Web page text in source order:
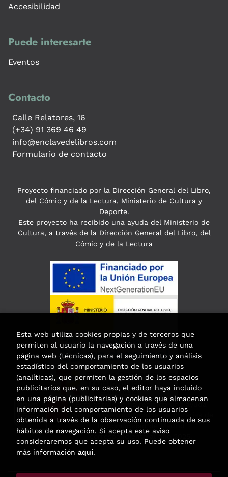
Accesibilidad
Puede interesarte
Eventos
Contacto
Calle Relatores, 16
(+34) 91 369 46 49
info@enclavedelibros.com
Formulario de contacto
Proyecto financiado por la Dirección General del Libro,
del Cómic y de la Lectura, Ministerio de Cultura y
Deporte.
Este proyecto ha recibido una ayuda del Ministerio de
Cultura, a través de la Dirección General del Libro, del
Cómic y de la Lectura
Esta actividad ha recibido una ayuda
para la modernización de las librerías de
la Comunidad de Madrid
correspondiente al año 2025.
Esta web utiliza cookies propias y de terceros que
permiten al usuario la navegación a través de una
página web (técnicas), para el seguimiento y análisis
estadístico del comportamiento de los usuarios
(analíticas), que permiten la gestión de los espacios
publicitarios que, en su caso, el editor haya incluido
en una página (publicitarias) y cookies que almacenan
información del comportamiento de los usuarios
obtenida a través de la observación continuada de sus
hábitos de navegación. Si acepta este aviso
consideraremos que acepta su uso. Puede obtener
más información aquí.